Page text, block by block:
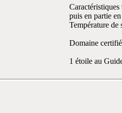
Caractéristiques
puis en partie
Température de
Domaine
1 étoile au